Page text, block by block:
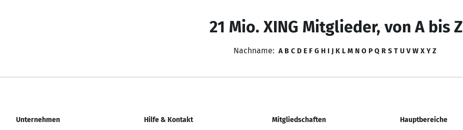
21 Mio. XING Mitglieder, von A bis Z
Nachname: A B C D E F G H I J K L M N O P Q R S T U V W X Y Z
Unternehmen Hilfe & Kontakt Mitgliedschaften Hauptbereiche